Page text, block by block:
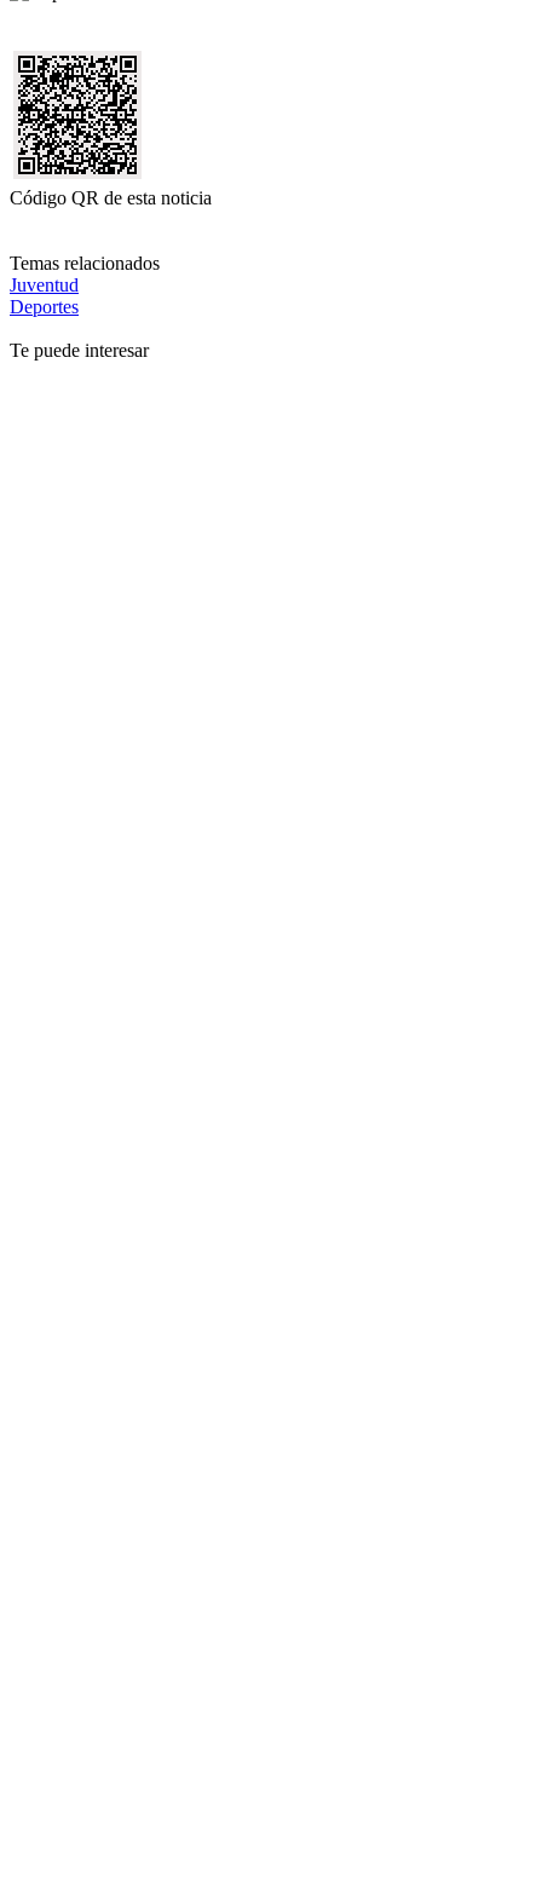
Código QR de esta noticia
Temas relacionados
Juventud
Deportes
Te puede interesar